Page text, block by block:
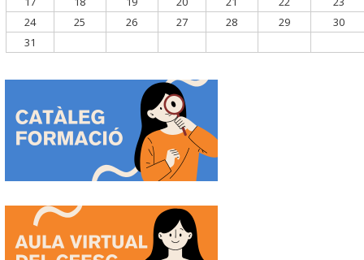
24
25 26 27 28 29
30
31